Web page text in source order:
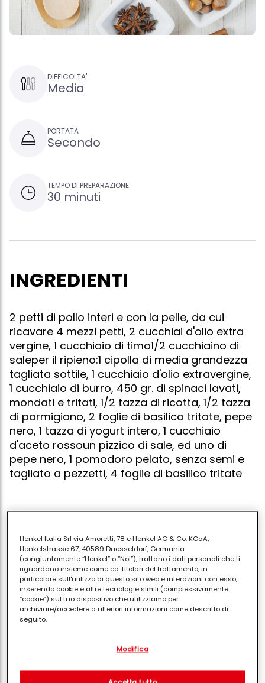
DIFFICOLTA'
Media
PORTATA
Secondo
TEMPO DI PREPARAZIONE
30 minuti
INGREDIENTI
2 petti di pollo interi e con la pelle, da cui
ricavare 4 mezzi petti, 2 cucchiai d'olio extra
vergine, 1 cucchiaio di timo1/2 cucchiaino di
saleper il ripieno:1 cipolla di media grandezza
tagliata sottile, 1 cucchiaio d'olio extravergine,
1 cucchiaio di burro, 450 gr. di spinaci lavati,
mondati e tritati, 1/2 tazza di ricotta, 1/2 tazza
di parmigiano, 2 foglie di basilico tritate, pepe
nero, 1 tazza di yogurt intero, 1 cucchiaio
d'aceto rossoun pizzico di sale, ed uno di
pepe nero, 1 pomodoro pelato, senza semi e
tagliato a pezzetti, 4 foglie di basilico tritate
cucchiaiod'olio ed uno di burro, a fuoco lento per 15
minuti, senza che si scurisca troppo. unire gli spinaci
al soffritto. cuocere a fuoco lento per circa 10 minuti,
lasciando evaporare bene i'acqua degli spinaci.
trasferire il composto in una terrina e lasciar
raffreddare.aggiungere gli altri ingredienti,
pollo: inserire un dito tra la carne e la pelle
lato, in modo da formare una tasca, in cui introdurre
Henkel Italia Srl via Amoretti, 78 e Henkel AG & Co. KGaA,
Henkelstrasse 67, 40589 Duesseldorf, Germania
(congiuntamente “Henkel” o “Noi”), trattano i dati personali che ti
riguardano insieme come co-titolari del trattamento, in
particolare sull'utilizzo di questo sito web e interazioni con esso,
inserendo cookie e altre tecnologie simili (complessivamente
“cookie”) sul tuo dispositivo che utilizziamo per
archiviare/accedere a ulteriori informazioni come descritto di
seguito.
separati o co-titolari come indicato nella nostra Informativa sulla
pixel, impronte digitali e tecnologie simili" utilizzeremo anche
cookie ed elaboreremo i dati relativi a te per
Modifica